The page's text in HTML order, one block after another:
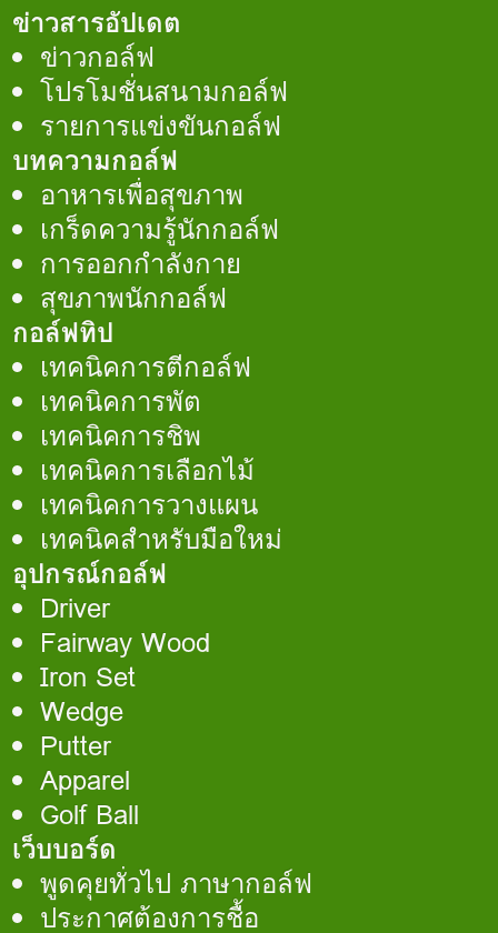
ข่าวสารอัปเดต
ข่าวกอล์ฟ
โปรโมชั่นสนามกอล์ฟ
รายการแข่งขันกอล์ฟ
บทความกอล์ฟ
อาหารเพื่อสุขภาพ
เกร็ดความรู้นักกอล์ฟ
การออกกำลังกาย
สุขภาพนักกอล์ฟ
กอล์ฟทิป
เทคนิคการตีกอล์ฟ
เทคนิคการพัต
เทคนิคการชิพ
เทคนิคการเลือกไม้
เทคนิคการวางแผน
เทคนิคสำหรับมือใหม่
อุปกรณ์กอล์ฟ
Driver
Fairway Wood
Iron Set
Wedge
Putter
Apparel
Golf Ball
เว็บบอร์ด
พูดคุยทั่วไป ภาษากอล์ฟ
ประกาศต้องการชื้อ